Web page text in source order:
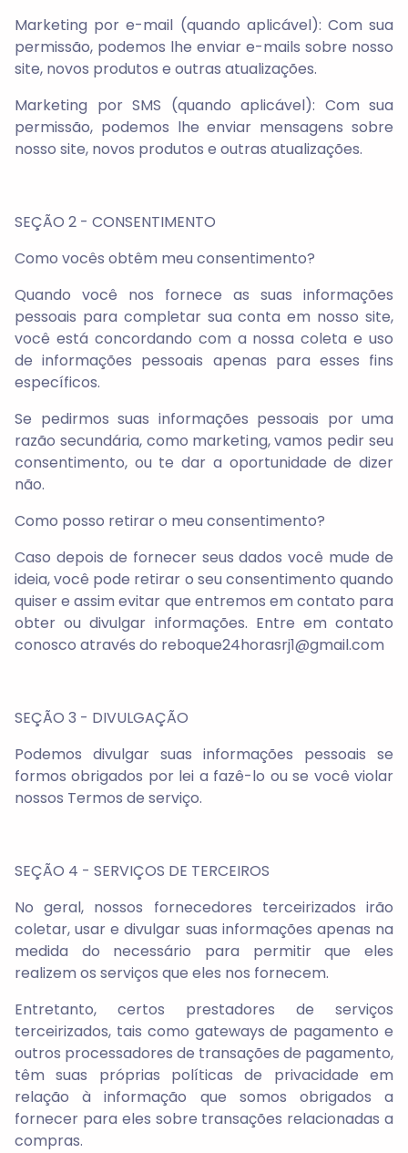
Marketing por e-mail (quando aplicável): Com sua
permissão, podemos lhe enviar e-mails sobre nosso
site, novos produtos e outras atualizações.
Marketing por SMS (quando aplicável): Com sua
permissão, podemos lhe enviar mensagens sobre
nosso site, novos produtos e outras atualizações.
SEÇÃO 2 - CONSENTIMENTO
Como vocês obtêm meu consentimento?
Quando você nos fornece as suas informações
pessoais para completar sua conta em nosso site,
você está concordando com a nossa coleta e uso
de informações pessoais apenas para esses fins
específicos.
Se pedirmos suas informações pessoais por uma
razão secundária, como marketing, vamos pedir seu
consentimento, ou te dar a oportunidade de dizer
não.
Como posso retirar o meu consentimento?
Caso depois de fornecer seus dados você mude de
ideia, você pode retirar o seu consentimento quando
quiser e assim evitar que entremos em contato para
obter ou divulgar informações. Entre em contato
conosco através do reboque24horasrj1@gmail.com
SEÇÃO 3 - DIVULGAÇÃO
Podemos divulgar suas informações pessoais se
formos obrigados por lei a fazê-lo ou se você violar
nossos Termos de serviço.
SEÇÃO 4 - SERVIÇOS DE TERCEIROS
No geral, nossos fornecedores terceirizados irão
coletar, usar e divulgar suas informações apenas na
medida do necessário para permitir que eles
realizem os serviços que eles nos fornecem.
Entretanto, certos prestadores de serviços
terceirizados, tais como gateways de pagamento e
outros processadores de transações de pagamento,
têm suas próprias políticas de privacidade em
relação à informação que somos obrigados a
fornecer para eles sobre transações relacionadas a
compras.